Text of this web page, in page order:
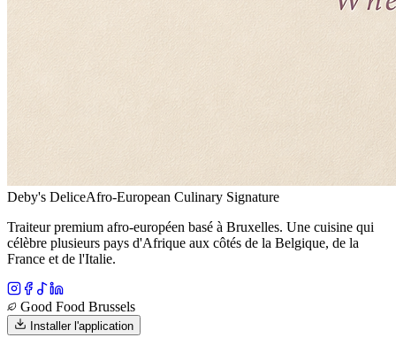
Deby's DeliceAfro-European Culinary Signature
Traiteur premium afro-européen basé à Bruxelles. Une cuisine qui
célèbre plusieurs pays d'Afrique aux côtés de la Belgique, de la
France et de l'Italie.
Good Food Brussels
Installer l'application